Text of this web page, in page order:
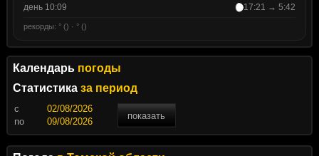
день 10:09
17:21 → 5:42
рекорды: ° () · ° ()
Календарь погоды
Статистика за период
c
показать
по